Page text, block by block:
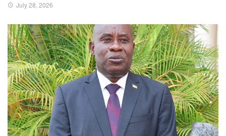
July 28, 2026